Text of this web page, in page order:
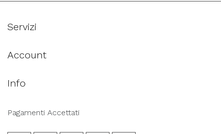
Servizi
Account
Info
Pagamenti Accettati